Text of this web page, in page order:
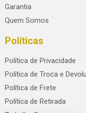
Garantia
Quem Somos
Políticas
Política de Privacidade
Política de Troca e
Política de Frete
Política de Retirada